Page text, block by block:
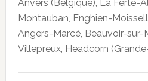
Anvers (Belgique), La Ferté-
Montauban, Enghien-
Angers-Marcé, Beauvoir-sur-
Villepreux, Headcorn